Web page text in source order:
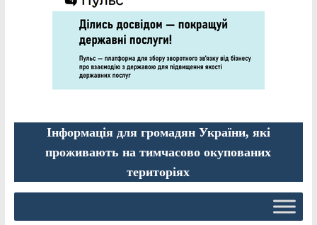
Інформація для громадян України, які
проживають на тимчасово окупованих
територіях